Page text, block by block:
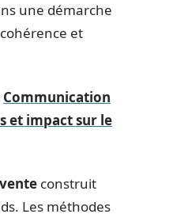
une démarche
et
Communication
et impact sur le
construit
Les méthodes